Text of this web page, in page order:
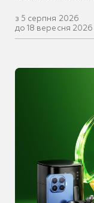
з 5 серпня 2026
до 18 вересня 2026